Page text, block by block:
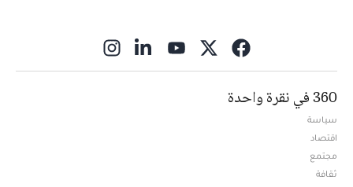
360 في نقرة واحدة
سياسة
اقتصاد
مجتمع
ثقافة